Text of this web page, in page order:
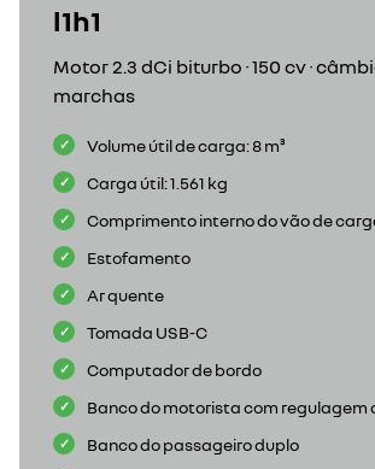
l1h1
Motor 2.3 dCi biturbo · 150 cv ·
marchas
Volume útil de carga: 8 m³
Carga útil: 1.561 kg
Comprimento interno do vão de
Estofamento
Ar quente
Tomada USB-C
Computador de bordo
Banco do motorista com regulagem
Banco do passageiro duplo